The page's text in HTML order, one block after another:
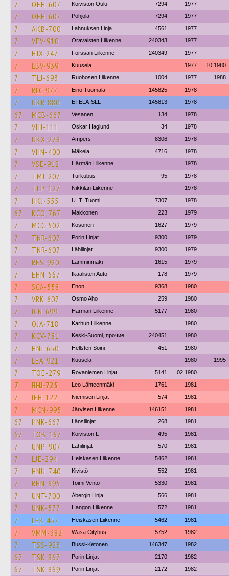
7 OEH-607 Koiviston Oulu 7294 1977
7 OEH-607 Pohjola 7294 1977
7 AKB-700 Lahnuksen Linja 4561 1977
7 VEV-910 Oravaisten Liikenne 240343 1977
7 HJX-247 Forssan Liikenne 240349 1977
7 LBV-939 Kuusela 1977 10.1980
7 TLJ-693 Ruohosen Liikenne 1004 1977 1988
7 RLC-977 Eino Tuomala 145825 1978
7 UKR-880 ETELA-SLL 145813 1978
67 MCB-667 Vesanen 134 1978
7 VHJ-111 Oskar Haglund 34 1978
7 UKX-278 Ampers 8306 1978
7 VHN-400 Mäkela 4716 1978
7 VSE-912 Härmän Liikenne 1978
7 TMJ-207 Turkubus 95 1978
7 TLP-127 Nikkilän Liikenne 1978
7 HKJ-555 U. T. Tuomi 7307 1978
67 KCO-767 Makkonen 223 1979
7 MCC-502 Kosonen 1627 1979
7 TNR-607 Porin Linjat 9300 1979
7 TNR-607 Lähilinjat 9300 1979
7 RES-920 Lamminmäki 1615 1979
7 EHN-567 Ikaalisten Auto 178 1979
7 SCA-558 Enon 9368 1980
7 VRK-607 Osmo Aho 259 1980
7 ICN-699 Härmän Liikenne 5177 1980
7 OJA-718 Karhun Liikenne 1980
7 KCV-781 Keski-Suomi, прочие 240451 1980
7 HNJ-650 Hellsten Soini 451 1980
7 LEA-921 Kuusela 1980 1995
7 TOE-279 Rovaniemen Linjat 5141 02.1980
7 RHJ-725 Leo Lähteenmäki 1761 1981
7 IEH-122 Niemisen Linjat 574 1981
7 MCN-995 Järvisen Liikenne 146151 1981
67 HNK-667 Länsilinjat 268 1981
67 TOB-167 Koiviston L 495 1981
7 UNP-907 Lähilinjat 570 1981
7 LJE-294 Heiskasen Liikenne 5462 1981
7 HNU-740 Kivistö 552 1981
7 RHN-895 Toimi Vento 5330 1981
7 UNT-700 Åbergin Linja 566 1981
7 UNK-577 Hangon Liikenne 572 1981
7 LEK-457 Heiskasen Liikenne 5462 1981
7 VMM-382 Wasa Citybus 5752 1982
7 TSS-923 Bussi-Ketonen 146347 1982
67 TSK-867 Porin Linjat 2170 1982
67 TSK-869 Porin Linjat 2172 1982